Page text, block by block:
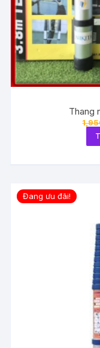
Thang
Đang ưu đãi!